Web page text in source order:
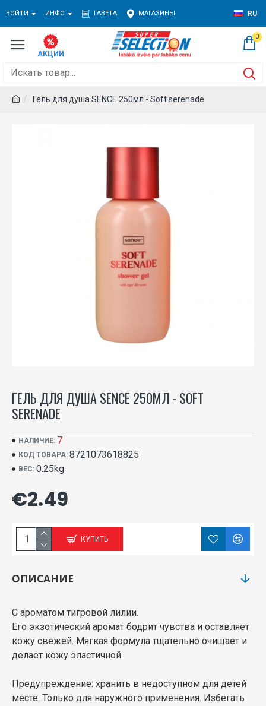
ВОЙТИ ИНФО ГАЗЕТА МАГАЗИНЫ RU
0
Гель для душа SENCE 250мл - Soft serenade
ГЕЛЬ ДЛЯ ДУША SENCE 250МЛ - SOFT
SERENADE
НАЛИЧИЕ: 7
КОД ТОВАРА: 8721073618825
ВЕС: 0.25kg
€2.49
КУПИТЬ
ОПИСАНИЕ
С ароматом тигровой лилии.
Его экзотический аромат бодрит чувства и оставляет
кожу свежей. Мягкая формула тщательно очищает и
делает кожу эластичной.
Предупреждение: хранить в недоступном для детей
месте. Только для наружного применения. Избегать